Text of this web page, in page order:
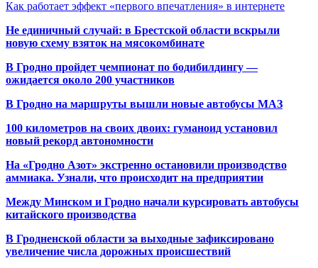
Как работает эффект «первого впечатления» в интернете
Не единичный случай: в Брестской области вскрыли
новую схему взяток на мясокомбинате
В Гродно пройдет чемпионат по бодибилдингу —
ожидается около 200 участников
В Гродно на маршруты вышли новые автобусы МАЗ
100 километров на своих двоих: гуманоид установил
новый рекорд автономности
На «Гродно Азот» экстренно остановили производство
аммиака. Узнали, что происходит на предприятии
Между Минском и Гродно начали курсировать автобусы
китайского производства
В Гродненской области за выходные зафиксировано
увеличение числа дорожных происшествий